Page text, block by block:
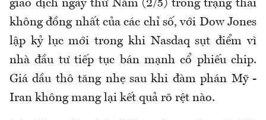
giao dịch ngày thứ Năm (2/5) trong trạng thái
không đồng nhất của các chỉ số, với Dow Jones
lập kỷ lục mới trong khi Nasdaq sụt điểm vì
nhà đầu tư tiếp tục bán mạnh cổ phiếu chip.
Giá dầu thô tăng nhẹ sau khi đàm phán Mỹ -
Iran không mang lại kết quả rõ rệt nào.